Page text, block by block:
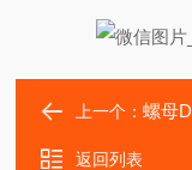
上一个：螺母
返回列表